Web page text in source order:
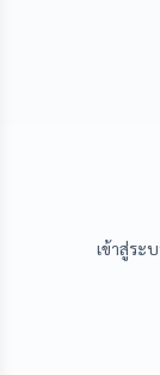
เข้าสู่ระ